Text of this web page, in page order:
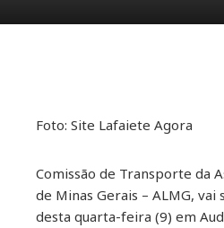
Foto: Site Lafaiete Agora
Comissão de Transporte da
de Minas Gerais – ALMG, vai
desta quarta-feira (9) em